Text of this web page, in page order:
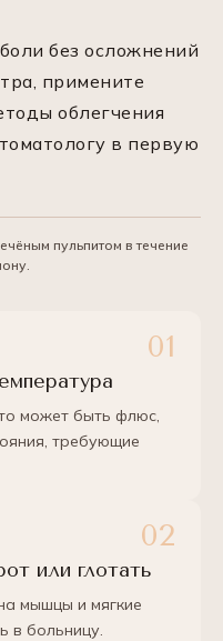
без осложнений
примените
облегчения
в первую
пульпитом в течение
может быть флюс,
требующие
или глотать
мышцы и мягкие
в больницу.